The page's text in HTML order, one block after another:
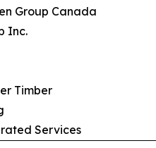
Group Canada
Inc.
Timber
Services